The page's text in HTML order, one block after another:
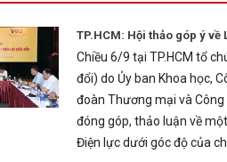
TP.HCM: Hội thảo góp ý
Chiều 6/9 tại TP.HCM tổ
đổi) do Ủy ban Khoa học,
đoàn Thương mại và Công
đóng góp, thảo luận về
Điện lực dưới góc độ của